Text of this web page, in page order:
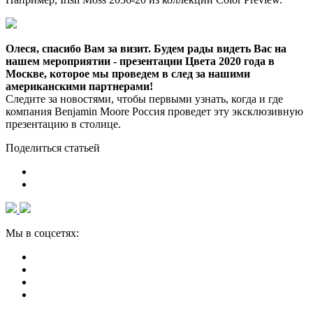
Олеся, спасибо Вам за визит. Будем рады видеть Вас на
нашем мероприятии - презентации Цвета 2020 года в
Москве, которое мы проведем в след за нашими
американскими партнерами!
Следите за новостями, чтобы первыми узнать, когда и где
компания Benjamin Moore Россия проведет эту эксклюзивную
презентацию в столице.
Поделиться статьей
Мы в соцсетях: